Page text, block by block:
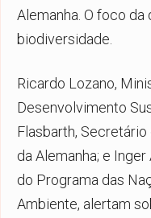
Alemanha. O foco
biodiversidade.
Ricardo Lozano,
Desenvolvimento
Flasbarth,
da Alemanha; e
do Programa das
Ambiente, alertam